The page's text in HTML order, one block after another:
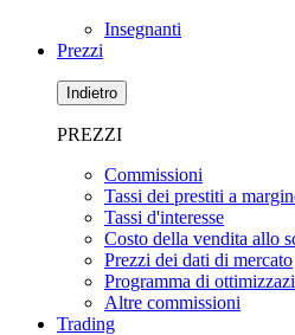
Insegnanti
Prezzi
Indietro
PREZZI
Commissioni
Tassi dei prestiti a
Tassi d'interesse
Costo della vendita allo
Prezzi dei dati di mercato
Programma di
Altre commissioni
Trading